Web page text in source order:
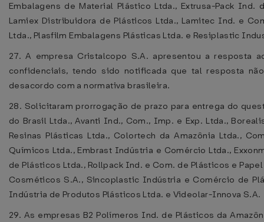
Embalagens de Material Plástico Ltda., Extrusa-Pack Ind.
Lamiex Distribuidora de Plásticos Ltda., Lamitec Ind. e
Ltda., Plasfilm Embalagens Plásticas Ltda. e Resiplastic
27. A empresa Cristalcopo S.A. apresentou a resposta
confidenciais, tendo sido notificada que tal resposta
desacordo com a normativa brasileira.
28. Solicitaram prorrogação de prazo para entrega do
do Brasil Ltda., Avanti Ind., Com., Imp. e Exp. Ltda.,
Resinas Plásticas Ltda., Colortech da Amazônia Ltda.,
Químicos Ltda., Embrast Indústria e Comércio Ltda.,
de Plásticos Ltda., Rollpack Ind. e Com. de Plásticos e
Cosméticos S.A., Sincoplastic Indústria e Comércio de
Indústria de Produtos Plásticos Ltda. e Videolar-Innova S.A.
29. As empresas B2 Polímeros Ind. de Plásticos da